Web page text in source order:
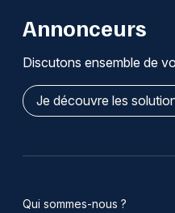
Annonceurs
Discutons ensemble de
Je découvre les
Qui sommes-nous ?